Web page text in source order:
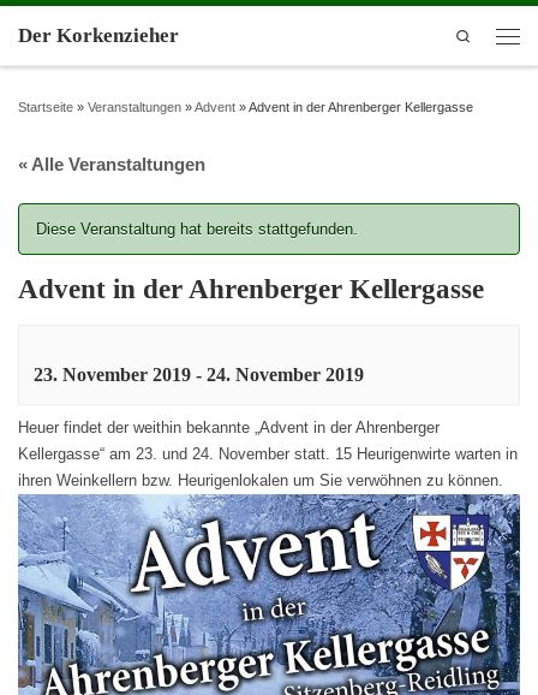
Der Korkenzieher Search
Startseite » Veranstaltungen »Advent »Advent in der Ahrenberger Kellergasse
« Alle Veranstaltungen
Diese Veranstaltung hat bereits stattgefunden.
Advent in der Ahrenberger Kellergasse
23. November 2019 - 24. November 2019
Heuer findet der weithin bekannte „Advent in der Ahrenberger
Kellergasse“ am 23. und 24. November statt. 15 Heurigenwirte warten in
ihren Weinkellern bzw. Heurigenlokalen um Sie verwöhnen zu können.